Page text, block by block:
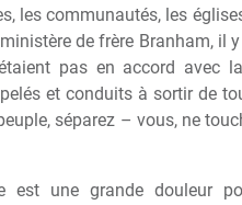
les communautés, les
ère de frère Branham, il
pas en accord avec
et conduits à sortir de
séparez – vous, ne
est une grande douleur